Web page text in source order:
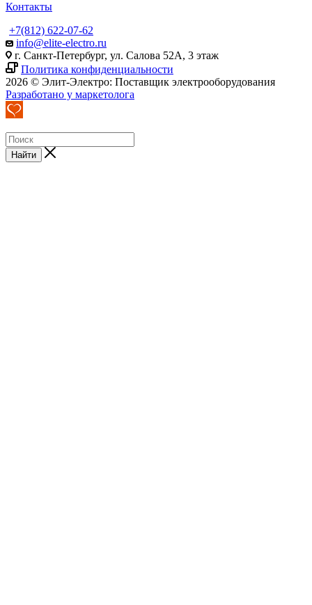
Контакты
+7(812) 622-07-62
info@elite-electro.ru
г. Санкт-Петербург, ул. Салова 52А, 3 этаж
Политика конфиденциальности
2026 © Элит-Электро: Поставщик электрооборудования
Разработано у маркетолога
Найти